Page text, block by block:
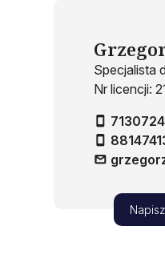
Specjalista
Nr licencji: